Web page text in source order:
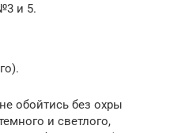
и 5.
обойтись без охры
и светлого,